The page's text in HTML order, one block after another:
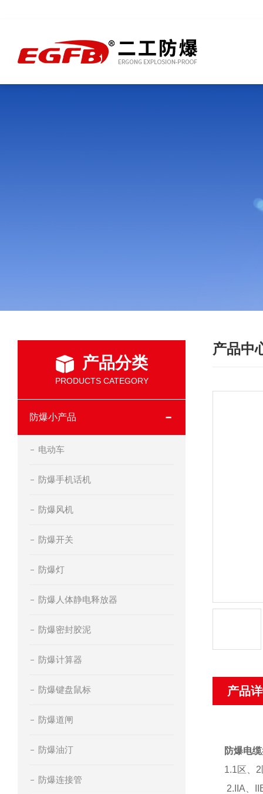
产品分类
PRODUCTS CATEGORY
防爆小产品
电动车
防爆手机话机
防爆风机
防爆开关
防爆灯
防爆人体静电释放器
防爆密封胶泥
防爆计算器
防爆键盘鼠标
防爆道闸
防爆油汀
防爆连接管
产品中
产品
防爆电
1.1区、
2.IIA、